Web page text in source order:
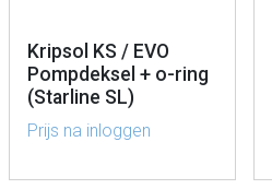
Kripsol KS / EVO
Pompdeksel + o-ring
(Starline SL)
Prijs na inloggen